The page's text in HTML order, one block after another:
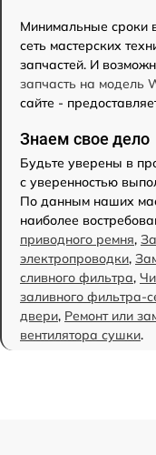
Минимальные сроки
сеть мастерских
запчастей. И
запчасть на модель
сайте -
Знаем свое дело
Будьте уверены в
с уверенностью
По данным наших
наиболее
приводного ремня,
электропроводки,
сливного фильтра,
заливного фильтра-
двери, Ремонт или
вентилятора сушки.